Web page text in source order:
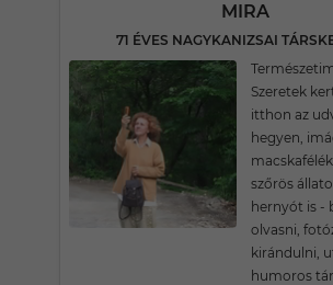
MIRA
71 ÉVES NAGYKANIZSAI
Szeretek
itthon az
hegyen,
szőrös
hernyót is -
olvasni,
kirándulni,
humoros